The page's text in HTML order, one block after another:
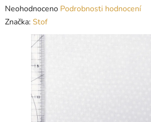
Průměrné
hodnocení
produktu
hvězdiček.
Neohodnoceno Podrobnosti hodnocení
Značka: Stof